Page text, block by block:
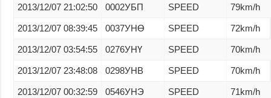
2013/12/07 21:02:50 0002УБП SPEED 79km/h
2013/12/07 08:39:45 0037УНӨ SPEED 72km/h
2013/12/07 03:54:55 0276УНҮ SPEED 70km/h
2013/12/07 23:48:08 0298УНВ SPEED 70km/h
2013/12/07 00:32:59 0546УНЭ SPEED 71km/h